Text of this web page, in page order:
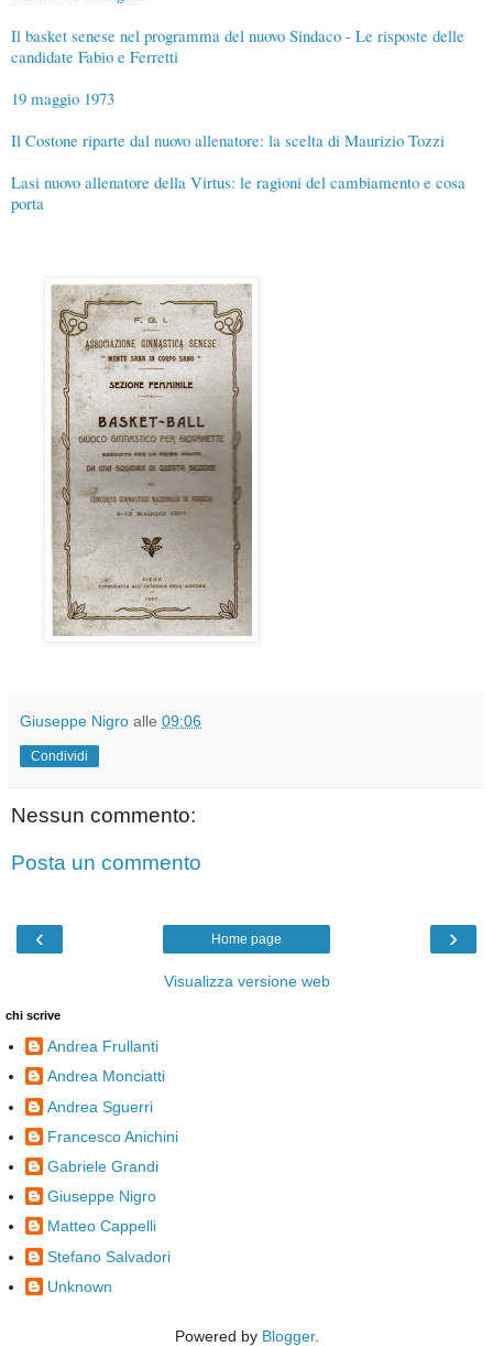
Il basket senese nel programma del nuovo Sindaco - Le risposte delle
candidate Fabio e Ferretti
19 maggio 1973
Il Costone riparte dal nuovo allenatore: la scelta di Maurizio Tozzi
Lasi nuovo allenatore della Virtus: le ragioni del cambiamento e cosa
porta
Giuseppe Nigro alle 09:06
Condividi
Nessun commento:
Posta un commento
‹ ›
Home page
Visualizza versione web
chi scrive
Andrea Frullanti
Andrea Monciatti
Andrea Sguerri
Francesco Anichini
Gabriele Grandi
Giuseppe Nigro
Matteo Cappelli
Stefano Salvadori
Unknown
Powered by Blogger.